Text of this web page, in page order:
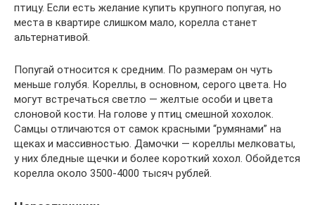
птицу. Если есть желание купить крупного попугая, но
места в квартире слишком мало, корелла станет
альтернативой.
Попугай относится к средним. По размерам он чуть
меньше голубя. Кореллы, в основном, серого цвета. Но
могут встречаться светло — желтые особи и цвета
слоновой кости. На голове у птиц смешной хохолок.
Самцы отличаются от самок красными “румянами” на
щеках и массивностью. Дамочки — кореллы мелковаты,
у них бледные щечки и более короткий хохол. Обойдется
корелла около 3500-4000 тысяч рублей.